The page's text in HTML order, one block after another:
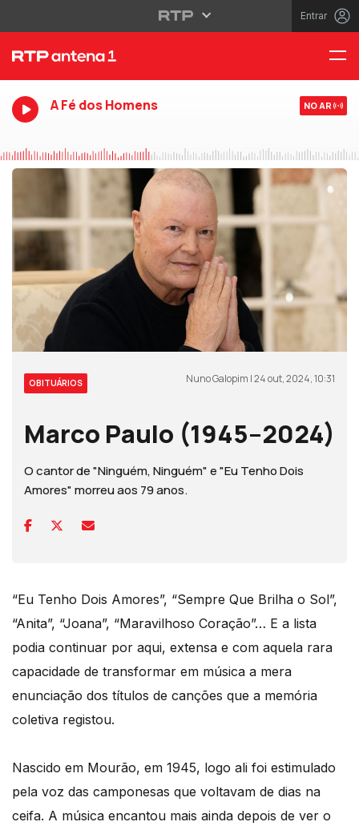
Entrar
A Fé dos Homens NO AR
OBITUÁRIOS Nuno Galopim | 24 out, 2024, 10:31
Marco Paulo (1945–2024)
O cantor de "Ninguém, Ninguém" e "Eu Tenho Dois
Amores" morreu aos 79 anos.
“Eu Tenho Dois Amores”, “Sempre Que Brilha o Sol”,
“Anita”, “Joana”, “Maravilhoso Coração”… E a lista
podia continuar por aqui, extensa e com aquela rara
capacidade de transformar em música a mera
enunciação dos títulos de canções que a memória
coletiva registou.
Nascido em Mourão, em 1945, logo ali foi estimulado
pela voz das camponesas que voltavam de dias na
ceifa. A música encantou mais ainda depois de ver o